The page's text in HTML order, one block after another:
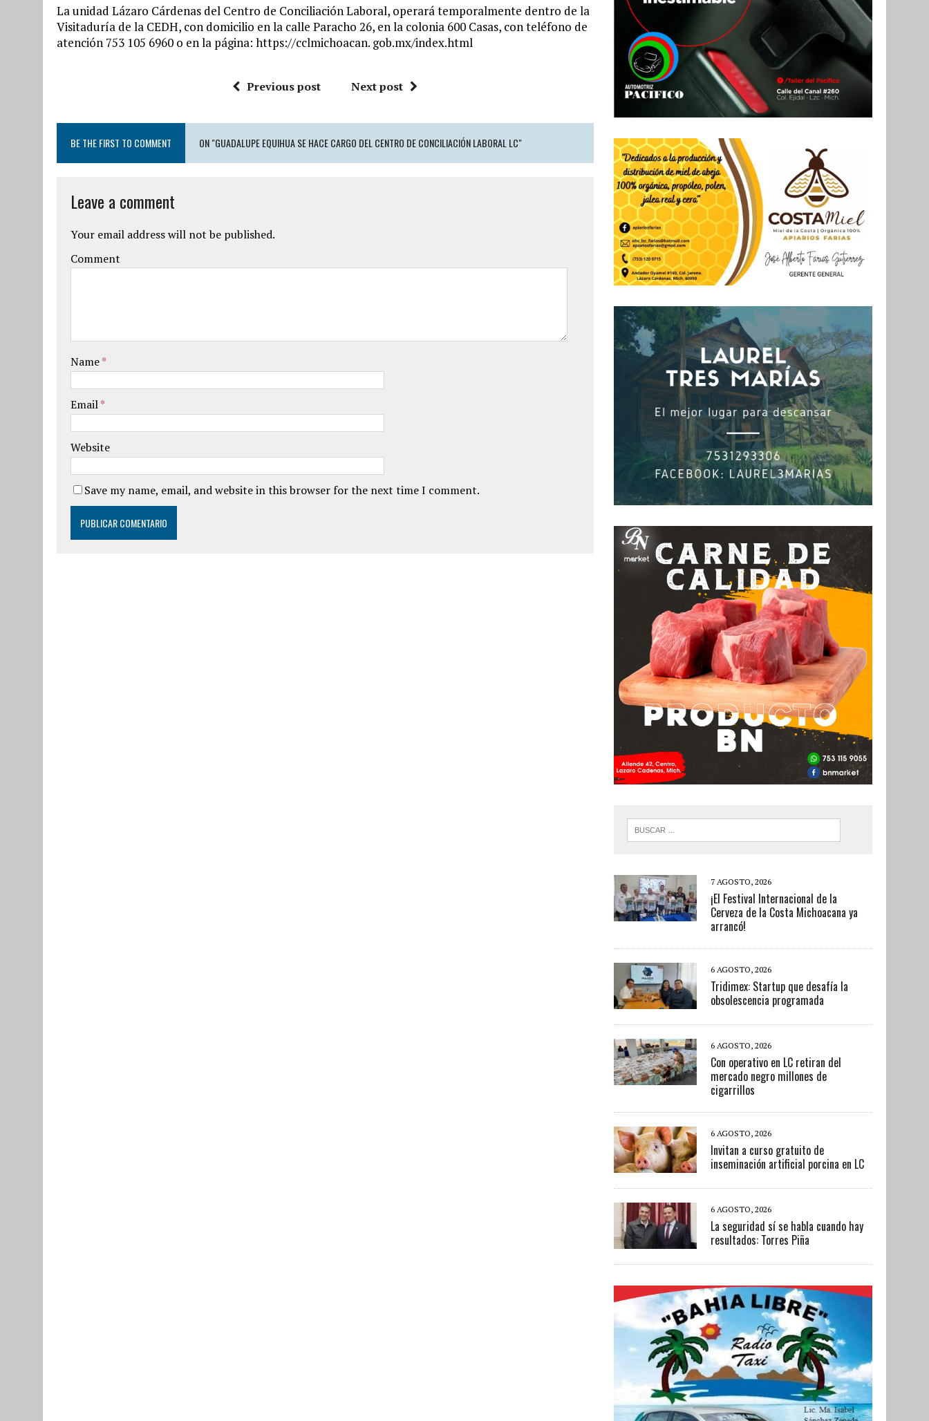
La unidad Lázaro Cárdenas del Centro de Conciliación Laboral, operará temporalmente dentro de la
Visitaduría de la CEDH, con domicilio en la calle Paracho 26, en la colonia 600 Casas, con teléfono de
atención 753 105 6960 o en la página: https://cclmichoacan. gob.mx/index.html
Previous post Next post
BE THE FIRST TO COMMENT ON "GUADALUPE EQUIHUA SE HACE CARGO DEL CENTRO DE CONCILIACIÓN LABORAL LC"
Leave a comment
Your email address will not be published.
Comment
Name*
Email*
Website
Save my name, email, and website in this browser for the next time I comment.
7 AGOSTO, 2026
¡El Festival Internacional de la
Cerveza de la Costa Michoacana ya
arrancó!
6 AGOSTO, 2026
Tridimex: Startup que desafía la
obsolescencia programada
6 AGOSTO, 2026
Con operativo en LC retiran del
mercado negro millones de
cigarrillos
6 AGOSTO, 2026
Invitan a curso gratuito de
inseminación artificial porcina en LC
6 AGOSTO, 2026
La seguridad sí se habla cuando hay
resultados: Torres Piña